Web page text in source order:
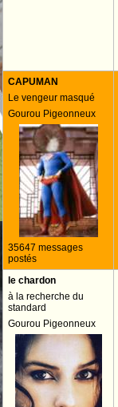
CAPUMAN
Le vengeur masqué
Gourou Pigeonneux
35647 messages
postés
le chardon
à la recherche du
standard
Gourou Pigeonneux